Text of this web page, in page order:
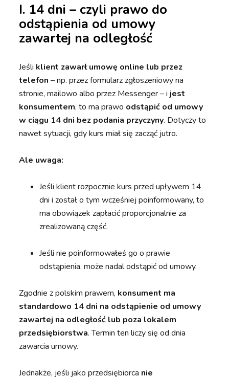
I. 14 dni – czyli prawo do
odstąpienia od umowy
zawartej na odległość
Jeśli klient zawarł umowę online lub przez
telefon – np. przez formularz zgłoszeniowy na
stronie, mailowo albo przez Messenger – i jest
konsumentem, to ma prawo odstąpić od umowy
w ciągu 14 dni bez podania przyczyny. Dotyczy to
nawet sytuacji, gdy kurs miał się zacząć jutro.
Ale uwaga:
Jeśli klient rozpocznie kurs przed upływem 14
dni i został o tym wcześniej poinformowany, to
ma obowiązek zapłacić proporcjonalnie za
zrealizowaną część.
Jeśli nie poinformowałeś go o prawie
odstąpienia, może nadal odstąpić od umowy.
Zgodnie z polskim prawem, konsument ma
standardowo 14 dni na odstąpienie od umowy
zawartej na odległość lub poza lokalem
przedsiębiorstwa. Termin ten liczy się od dnia
zawarcia umowy.
Jednakże, jeśli jako przedsiębiorca nie